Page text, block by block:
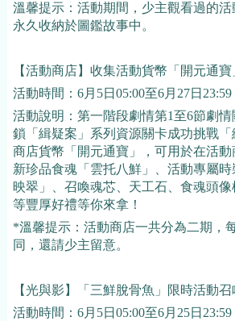
溫馨提示：活動期間，少主觀看過的
永久收納於圖鑑故事中。
【活動商店】收集活動貨幣「開元通寶
活動時間：6月5日05:00至6月27日23:59
活動說明：第一階段劇情第1至6節劇
鎖「緝疑案」系列資源關卡成功挑戰
商店貨幣「開元通寶」，可用於在活動
新珍品食魂「雲托八鮮」、活動專屬
映翠」、召喚魂芯、天工石、食魂頭
等豐厚好禮等你來拿！
*溫馨提示：活動商店一共分為二期，
同，還請少主留意。
【光與影】「三鮮脫骨魚」限時活動召
活動時間：6月5日05:00至6月25日23:59